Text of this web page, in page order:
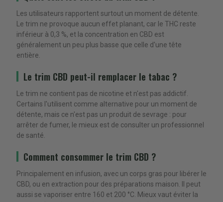
Les utilisateurs rapportent surtout un moment de détente.
Le trim ne provoque aucun effet planant, car le THC reste
inférieur à 0,3 %, et la concentration en CBD est
généralement un peu plus basse que celle d'une tête
entière.
Le trim CBD peut-il remplacer le tabac ?
Le trim ne contient pas de nicotine et n'est pas addictif.
Certains l'utilisent comme alternative pour un moment de
détente, mais ce n'est pas un produit de sevrage : pour
arrêter de fumer, le mieux est de consulter un professionnel
de santé.
Comment consommer le trim CBD ?
Principalement en infusion, avec un corps gras pour libérer le
CBD, ou en extraction pour des préparations maison. Il peut
aussi se vaporiser entre 160 et 200 °C. Mieux vaut éviter la